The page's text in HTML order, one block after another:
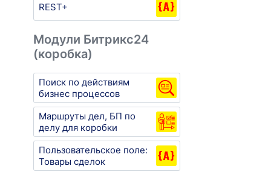
REST+
Модули Битрикс24
(коробка)
Поиск по действиям
бизнес процессов
Маршруты дел, БП по
делу для коробки
Пользовательское поле:
Товары сделок